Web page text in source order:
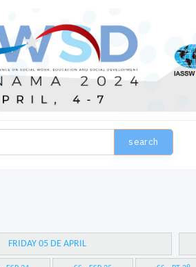
search
FRIDAY 05 DE APRIL